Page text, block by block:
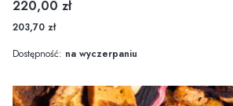
Cena
220,00 zł
203,70 zł
Dostępność: na wyczerpaniu